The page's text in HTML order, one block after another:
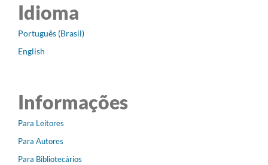
Idioma
Português (Brasil)
English
Informações
Para Leitores
Para Autores
Para Bibliotecários